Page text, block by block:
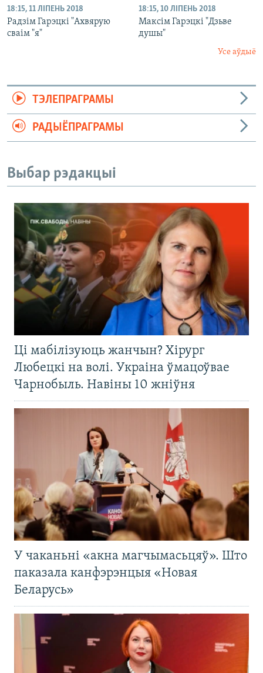
18:15, 11 ЛІПЕНЬ 2018
Радзім Гарэцкі "Ахвярую
сваім "я"
18:15, 10 ЛІПЕНЬ 2018
Максім Гарэцкі "Дзьве
душы"
Усе аўдыё
ТЭЛЕПРАГРАМЫ
РАДЫЁПРАГРАМЫ
Выбар рэдакцыі
Ці мабілізуюць жанчын? Хірург
Любецкі на волі. Украіна ўмацоўвае
Чарнобыль. Навіны 10 жніўня
У чаканьні «акна магчымасьцяў». Што
паказала канфэрэнцыя «Новая
Беларусь»